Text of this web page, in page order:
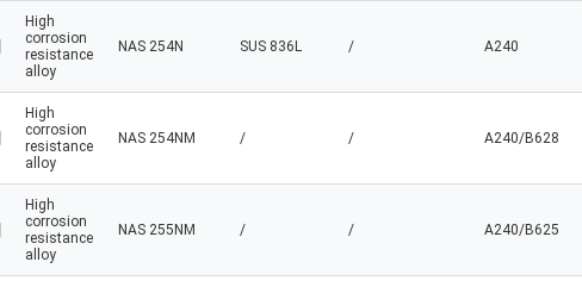
High
corrosion
resistance
alloy
NAS 254N SUS 836L / A240
High
corrosion
resistance
alloy
NAS 254NM / / A240/B628
High
corrosion
resistance
alloy
NAS 255NM / / A240/B625